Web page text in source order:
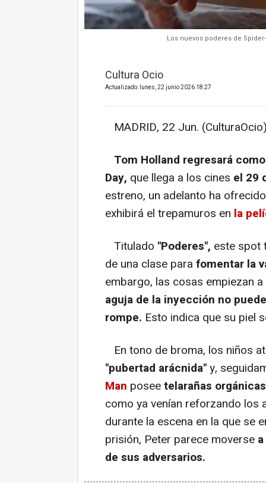
Los nuevos poderes de
Cultura Ocio
Actualizado: lunes, 22 junio 2026 18:27
MADRID, 22 Jun.
Tom Holland regresará
Day, que llega a los cines el 29
estreno, un adelanto ha
exhibirá el trepamuros en la
Titulado "Poderes", este spot
de una clase para fomentar la
embargo, las cosas empiezan
aguja de la inyección no
rompe. Esto indica que su piel
En tono de broma, los niños
"pubertad arácnida"y,
Man poseetelarañas
como ya venían reforzando los
durante la escena en la que se
prisión, Peter parece moverse
de sus adversarios.